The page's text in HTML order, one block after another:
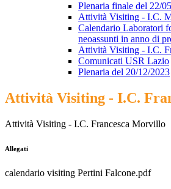
Plenaria finale del 22/
Attività Visiting - I.C.
Calendario Laboratori
neoassunti in anno di
Attività Visiting - I.C.
Comunicati USR Lazio
Plenaria del 20/12/2023
Attività Visiting - I.C.
Attività Visiting - I.C. Francesca Morvillo
Allegati
calendario visiting Pertini Falcone.pdf